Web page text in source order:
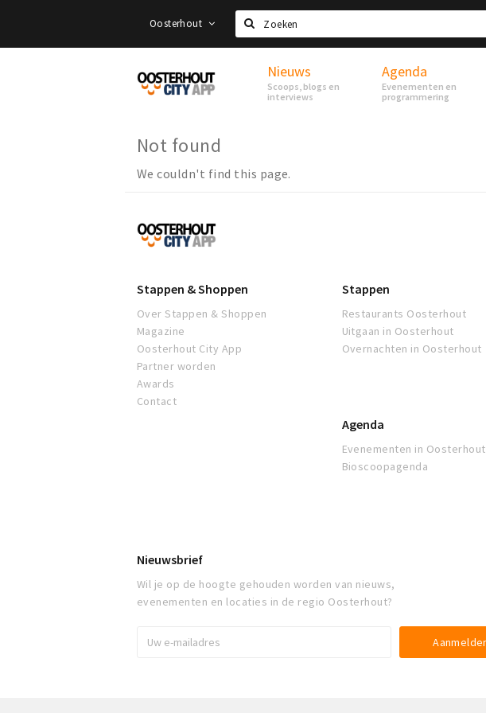
Oosterhout
Zoeken
Proef
Oosterhout
Nieuws
Scoops, blogs en
interviews
Agenda
Evenementen en
programmering
Not found
We couldn't find this page.
Proef
Oosterhout
Stappen & Shoppen
Over Stappen & Shoppen
Magazine
Oosterhout City App
Partner worden
Awards
Contact
Stappen
Restaurants Oosterhout
Uitgaan in Oosterhout
Overnachten in Oosterhout
Agenda
Evenementen in Oosterhout
Bioscoopagenda
Nieuwsbrief
Wil je op de hoogte gehouden worden van nieuws,
evenementen en locaties in de regio Oosterhout?